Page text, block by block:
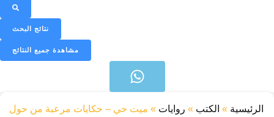
نتائج البحث
مشاهدة جميع النتائج
»الكتب»روايات»ميت حي – حكايات مرعبة من حول